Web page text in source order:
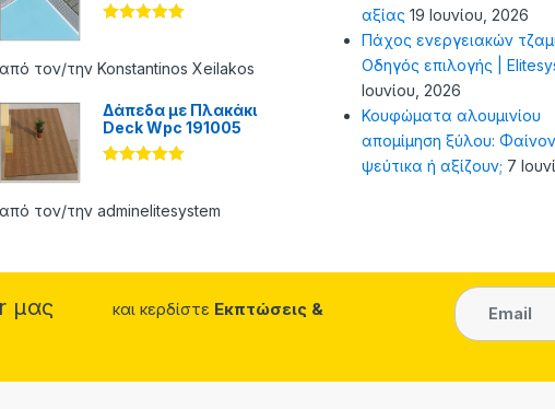
από 5
από τον/την Konstantinos Xeilakos
Δάπεδα με Πλακάκι
Deck Wpc 191005
από 5
από τον/την adminelitesystem
αξίας 19 Ιουνίου, 2026
Πάχος ενεργειακών
Οδηγός επιλογής |
Ιουνίου, 2026
Κουφώματα αλουμινίου
απομίμηση ξύλου:
ψεύτικα ή αξίζουν; 7
μας και κερδίστε Εκπτώσεις &